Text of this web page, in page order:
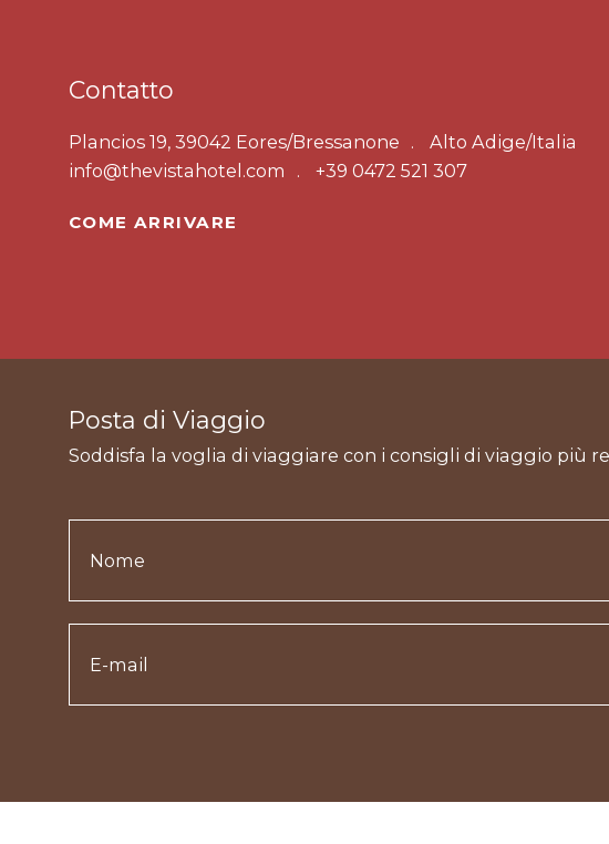
Contatto
Plancios 19, 39042 Eores/Bressanone
Alto Adige/Italia
info@thevistahotel.com
+39 0472 521 307
COME ARRIVARE
Posta di Viaggio
Soddisfa la voglia di viaggiare con i consigli di viaggio più